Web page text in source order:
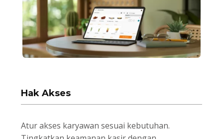
Hak Akses
Atur akses karyawan sesuai kebutuhan.